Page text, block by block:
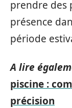
prendre des
présence
période
A lire
piscine :
précision